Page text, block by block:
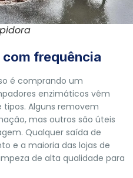
com frequência
é comprando um
enzimáticos vêm
Alguns removem
mas outros são úteis
Qualquer saída de
e a maioria das lojas de
de alta qualidade para